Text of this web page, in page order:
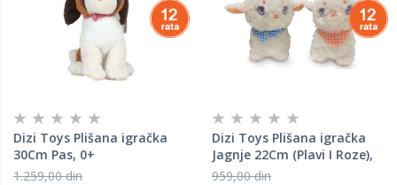
Dizi Toys Plišana igračka
30Cm Pas, 0+
1.259,00 din
Dizi Toys Plišana igračka
Jagnje 22Cm (Plavi I Roze),
0+
959,00 din